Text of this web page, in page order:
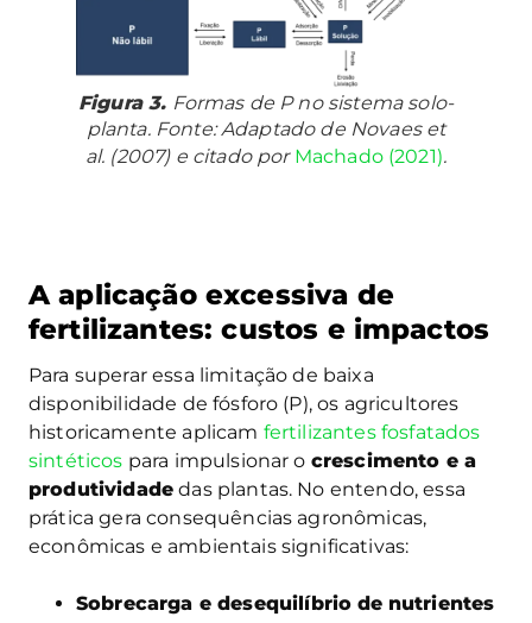
Figura 3. Formas de P no sistema solo-
planta. Fonte: Adaptado de Novaes et
al. (2007) e citado por Machado (2021).
A aplicação excessiva de
fertilizantes: custos e impactos
Para superar essa limitação de baixa
disponibilidade de fósforo (P), os agricultores
historicamente aplicam fertilizantes fosfatados
sintéticos para impulsionar o crescimento e a
produtividade das plantas. No entendo, essa
prática gera consequências agronômicas,
econômicas e ambientais significativas:
Sobrecarga e desequilíbrio de nutrientes